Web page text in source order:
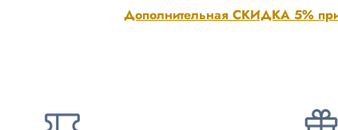
Дополнительная СКИДКА 5%